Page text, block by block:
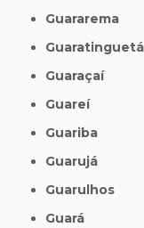
Guararema
Guaratinguetá
Guaraçaí
Guareí
Guariba
Guarujá
Guarulhos
Guará